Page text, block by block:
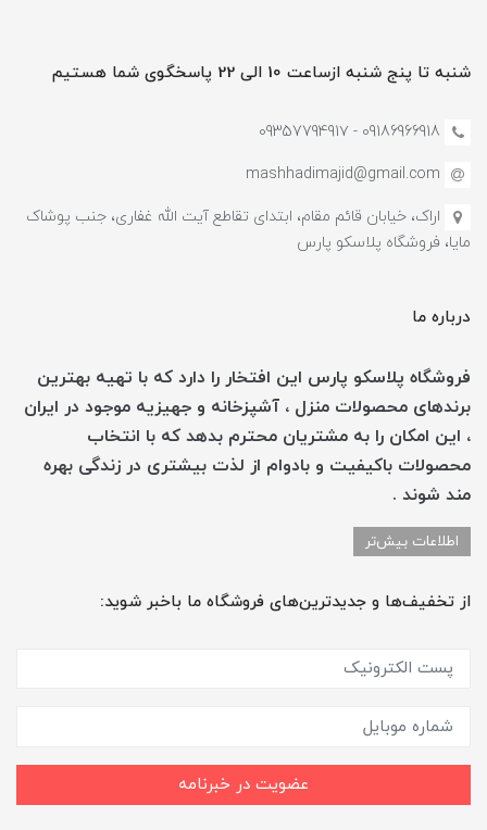
شنبه تا پنج شنبه ازساعت 10 الی 22 پاسخگوی شما هستیم
09186966918 - 0935779491۷
mashhadimajid@gmail.com
اراک، خیابان قائم مقام، ابتدای تقاطع آیت الله غفاری، جنب پوشاک
مایا، فروشگاه پلاسکو پارس
درباره ما
فروشگاه پلاسکو پارس این افتخار را دارد که با تهیه بهترین
برندهای محصولات منزل ، آشپزخانه و جهیزیه موجود در ایران
، این امکان را به مشتریان محترم بدهد که با انتخاب
محصولات باکیفیت و بادوام از لذت بیشتری در زندگی بهره
مند شوند .
اطلاعات بیش‌تر
از تخفیف‌ها و جدیدترین‌های فروشگاه ما باخبر شوید:
عضویت در خبرنامه